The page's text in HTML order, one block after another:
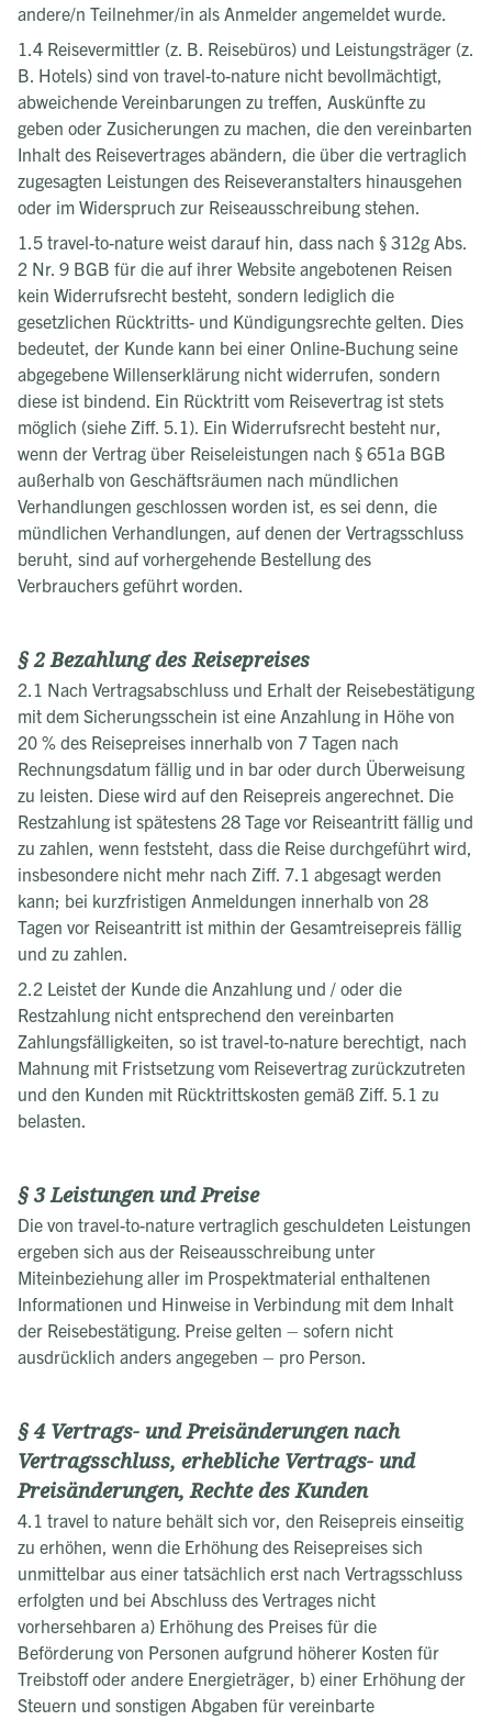
andere/n Teilnehmer/in als Anmelder angemeldet wurde.
1.4 Reisevermittler (z. B. Reisebüros) und Leistungsträger (z.
B. Hotels) sind von travel-to-nature nicht bevollmächtigt,
abweichende Vereinbarungen zu treffen, Auskünfte zu
geben oder Zusicherungen zu machen, die den vereinbarten
Inhalt des Reisevertrages abändern, die über die vertraglich
zugesagten Leistungen des Reiseveranstalters hinausgehen
oder im Widerspruch zur Reiseausschreibung stehen.
1.5 travel-to-nature weist darauf hin, dass nach § 312g Abs.
2 Nr. 9 BGB für die auf ihrer Website angebotenen Reisen
kein Widerrufsrecht besteht, sondern lediglich die
gesetzlichen Rücktritts- und Kündigungsrechte gelten. Dies
bedeutet, der Kunde kann bei einer Online-Buchung seine
abgegebene Willenserklärung nicht widerrufen, sondern
diese ist bindend. Ein Rücktritt vom Reisevertrag ist stets
möglich (siehe Ziff. 5.1). Ein Widerrufsrecht besteht nur,
wenn der Vertrag über Reiseleistungen nach § 651a BGB
außerhalb von Geschäftsräumen nach mündlichen
Verhandlungen geschlossen worden ist, es sei denn, die
mündlichen Verhandlungen, auf denen der Vertragsschluss
beruht, sind auf vorhergehende Bestellung des
Verbrauchers geführt worden.
§ 2 Bezahlung des Reisepreises
2.1 Nach Vertragsabschluss und Erhalt der Reisebestätigung
mit dem Sicherungsschein ist eine Anzahlung in Höhe von
20 % des Reisepreises innerhalb von 7 Tagen nach
Rechnungsdatum fällig und in bar oder durch Überweisung
zu leisten. Diese wird auf den Reisepreis angerechnet. Die
Restzahlung ist spätestens 28 Tage vor Reiseantritt fällig und
zu zahlen, wenn feststeht, dass die Reise durchgeführt wird,
insbesondere nicht mehr nach Ziff. 7.1 abgesagt werden
kann; bei kurzfristigen Anmeldungen innerhalb von 28
Tagen vor Reiseantritt ist mithin der Gesamtreisepreis fällig
und zu zahlen.
2.2 Leistet der Kunde die Anzahlung und / oder die
Restzahlung nicht entsprechend den vereinbarten
Zahlungsfälligkeiten, so ist travel-to-nature berechtigt, nach
Mahnung mit Fristsetzung vom Reisevertrag zurückzutreten
und den Kunden mit Rücktrittskosten gemäß Ziff. 5.1 zu
belasten.
§ 3 Leistungen und Preise
Die von travel-to-nature vertraglich geschuldeten Leistungen
ergeben sich aus der Reiseausschreibung unter
Miteinbeziehung aller im Prospektmaterial enthaltenen
Informationen und Hinweise in Verbindung mit dem Inhalt
der Reisebestätigung. Preise gelten – sofern nicht
ausdrücklich anders angegeben – pro Person.
§ 4 Vertrags- und Preisänderungen nach
Vertragsschluss, erhebliche Vertrags- und
Preisänderungen, Rechte des Kunden
4.1 travel to nature behält sich vor, den Reisepreis einseitig
zu erhöhen, wenn die Erhöhung des Reisepreises sich
unmittelbar aus einer tatsächlich erst nach Vertragsschluss
erfolgten und bei Abschluss des Vertrages nicht
vorhersehbaren a) Erhöhung des Preises für die
Beförderung von Personen aufgrund höherer Kosten für
Treibstoff oder andere Energieträger, b) einer Erhöhung der
Steuern und sonstigen Abgaben für vereinbarte